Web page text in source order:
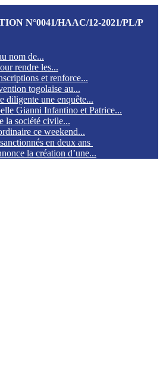
N°0041/HAAC/12-2021/PL/P
nom de...
rendre les...
et renforce...
togolaise au...
diligente une enquête...
Gianni Infantino et Patrice...
la société civile...
ce weekend...
en deux ans
la création d’une...